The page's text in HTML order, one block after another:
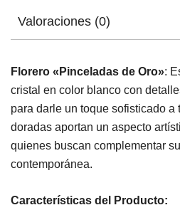
Valoraciones (0)
Florero «Pinceladas de Oro»:
cristal en color blanco con
para darle un toque sofisticado a
doradas aportan un aspecto
quienes buscan complementar
contemporánea.
Características del Producto: